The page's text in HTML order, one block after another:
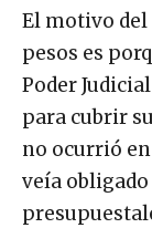
El motivo
pesos es
Poder
para cubrir
no ocurrió
veía